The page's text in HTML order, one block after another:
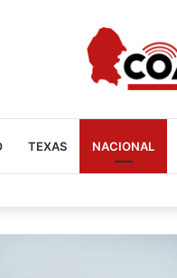
TEXAS NACIONAL